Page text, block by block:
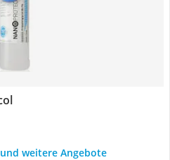
weitere Angebote